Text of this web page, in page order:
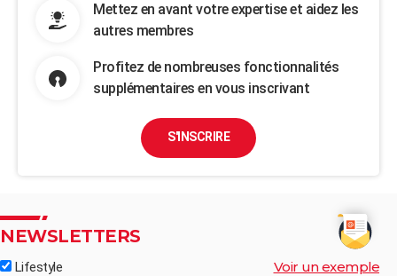
Mettez en avant votre expertise et aidez les
autres membres
Profitez de nombreuses fonctionnalités
supplémentaires en vous inscrivant
S'INSCRIRE
NEWSLETTERS
Lifestyle Voir un exemple